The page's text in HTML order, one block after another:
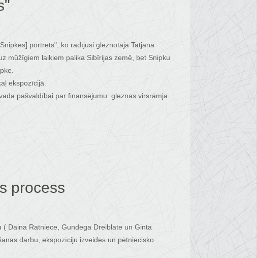
portrets", ko radījusi gleznotāja Tatjana
mūžīgiem laikiem palika Sibīrijas zemē, bet Snipku
ekspozīcijā.
pašvaldībai par finansējumu gleznas virsrāmja
process
Daina Ratniece, Gundega Dreiblate un Ginta
darbu, ekspozīciju izveides un pētniecisko